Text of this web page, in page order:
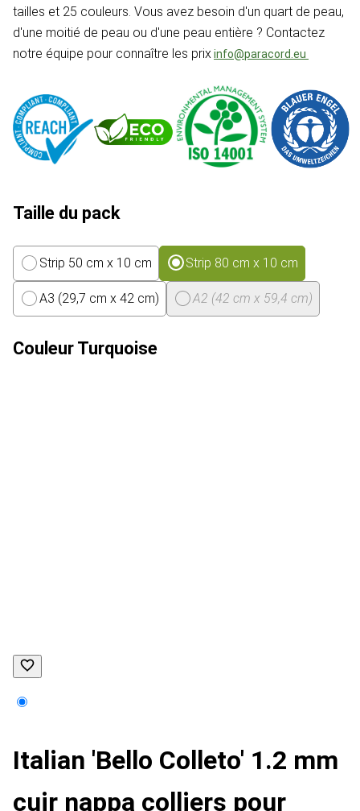
tailles et 25 couleurs. Vous avez besoin d'un quart de peau,
d'une moitié de peau ou d'une peau entière ? Contactez
notre équipe pour connaître les prixinfo@paracord.eu
Taille du pack
Strip 50 cm x 10 cm Strip 80 cm x 10 cm
A3 (29,7 cm x 42 cm) A2 (42 cm x 59,4 cm)
Couleur Turquoise
Italian 'Bello Colleto' 1.2 mm
cuir nappa colliers pour